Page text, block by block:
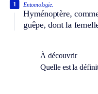
Entomologie.
Hyménoptère,
guêpe, dont la
1
À découvrir
Quelle est la